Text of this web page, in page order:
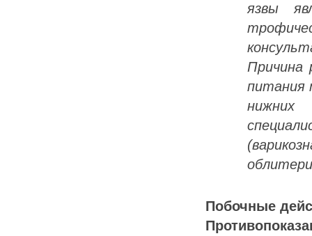
язвы
Причина
питания
нижних
Побочные